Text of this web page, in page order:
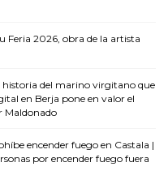
Feria 2026, obra de la artista
historia del marino virgitano que
en Berja pone en valor el
Maldonado
encender fuego en Castala |
por encender fuego fuera